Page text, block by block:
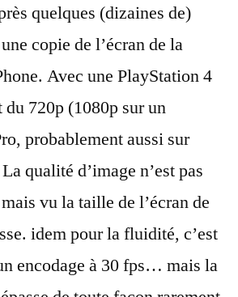
quelques (dizaines de)
copie de l’écran de la
Avec une PlayStation 4
du 720p (1080p sur un
probablement aussi sur
qualité d’image n’est pas
vu la taille de l’écran de
idem pour la fluidité, c’est
encodage à 30 fps… mais la